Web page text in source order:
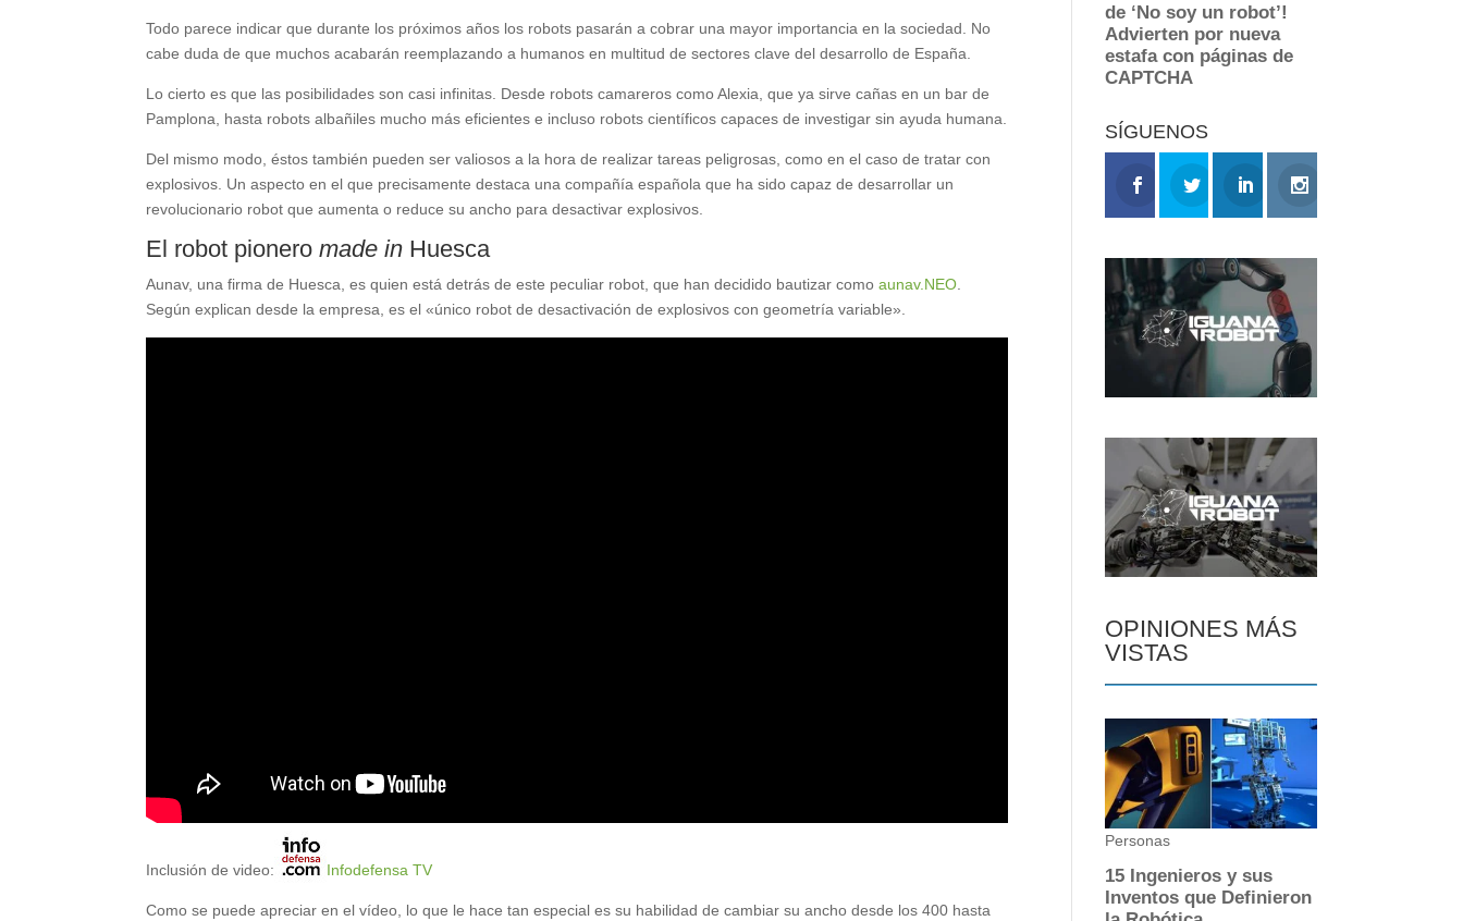
Todo parece indicar que durante los próximos años los robots pasarán a cobrar una mayor importancia en la sociedad. No
cabe duda de que muchos acabarán reemplazando a humanos en multitud de sectores clave del desarrollo de España.
Lo cierto es que las posibilidades son casi infinitas. Desde robots camareros como Alexia, que ya sirve cañas en un bar de
Pamplona, hasta robots albañiles mucho más eficientes e incluso robots científicos capaces de investigar sin ayuda humana.
Del mismo modo, éstos también pueden ser valiosos a la hora de realizar tareas peligrosas, como en el caso de tratar con
explosivos. Un aspecto en el que precisamente destaca una compañía española que ha sido capaz de desarrollar un
revolucionario robot que aumenta o reduce su ancho para desactivar explosivos.
El robot pioneromade in Huesca
Aunav, una firma de Huesca, es quien está detrás de este peculiar robot, que han decidido bautizar comoaunav.NEO
Según explican desde la empresa, es el «único robot de desactivación de explosivos con geometría variable».
Inclusión de video: Infodefensa TV
Como se puede apreciar en el vídeo, lo que le hace tan especial es su habilidad de cambiar su ancho desde los 400 hasta
SÍGUENOS
OPINIONES MÁS
VISTAS